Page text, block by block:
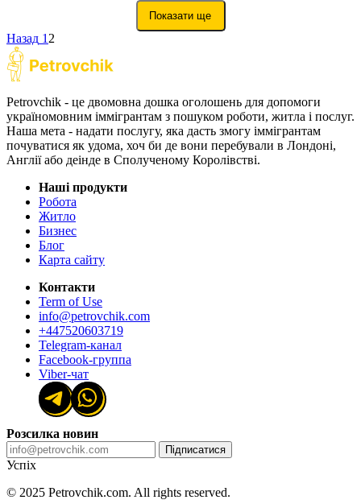
Показати ще
Назад 1 2
Petrovchik - це двомовна дошка оголошень для допомоги
україномовним іммігрантам з пошуком роботи, житла і послуг.
Наша мета - надати послугу, яка дасть змогу іммігрантам
почуватися як удома, хоч би де вони перебували в Лондоні,
Англії або деінде в Сполученому Королівстві.
Наші продукти
Робота
Житло
Бизнес
Блог
Карта сайту
Контакти
Term of Use
info@petrovchik.com
+447520603719
Telegram-канал
Facebook-группа
Viber-чат
Розсилка новин
Підписатися
Успіх
© 2025 Petrovchik.com. All rights reserved.